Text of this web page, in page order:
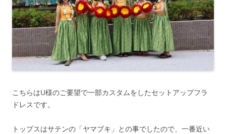
こちらはU様のご要望で一部カスタムをしたセットアップフラ
ドレスです。
トップスはサテンの「ヤマブキ」との事でしたので、一番近い